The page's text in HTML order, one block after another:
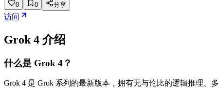
0 0 分享
访问
Grok 4 介绍
什么是 Grok 4？
Grok 4 是 Grok 系列的最新版本，拥有无与伦比的逻辑推理